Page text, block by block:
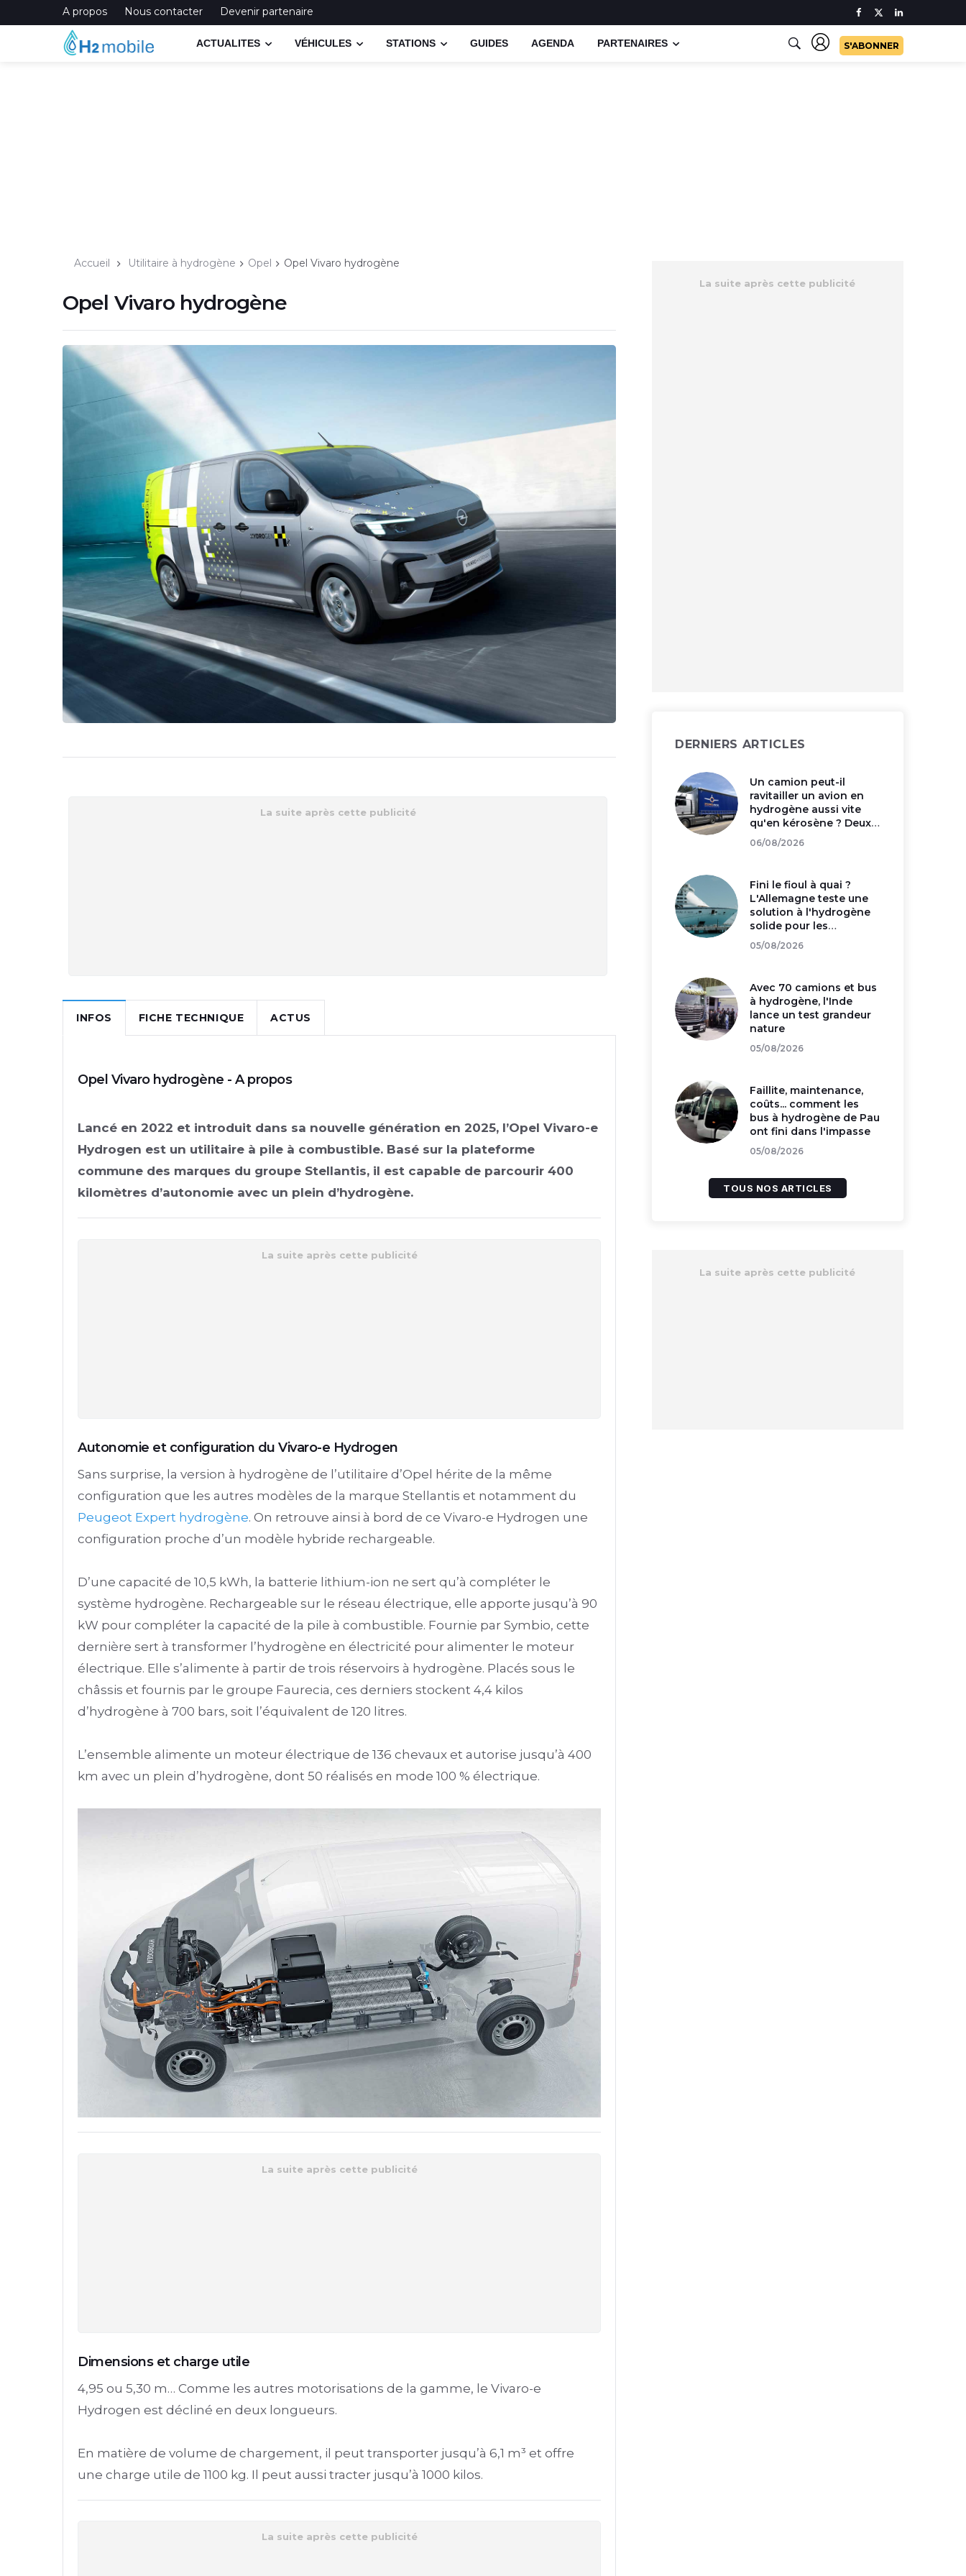
A propos Nous contacter Devenir partenaire
ACTUALITES VÉHICULES STATIONS GUIDES AGENDA PARTENAIRES S'ABONNER
Accueil Utilitaire à hydrogène Opel Opel Vivaro hydrogène
Opel Vivaro hydrogène
INFOS FICHE TECHNIQUE ACTUS
Opel Vivaro hydrogène - A propos
Lancé en 2022 et introduit dans sa nouvelle génération en 2025, l’Opel Vivaro-e
Hydrogen est un utilitaire à pile à combustible. Basé sur la plateforme
commune des marques du groupe Stellantis, il est capable de parcourir 400
kilomètres d’autonomie avec un plein d’hydrogène.
Autonomie et configuration du Vivaro-e Hydrogen
Sans surprise, la version à hydrogène de l’utilitaire d’Opel hérite de la même
configuration que les autres modèles de la marque Stellantis et notamment du
Peugeot Expert hydrogène. On retrouve ainsi à bord de ce Vivaro-e Hydrogen une
configuration proche d’un modèle hybride rechargeable.
D’une capacité de 10,5 kWh, la batterie lithium-ion ne sert qu’à compléter le
système hydrogène. Rechargeable sur le réseau électrique, elle apporte jusqu’à 90
kW pour compléter la capacité de la pile à combustible. Fournie par Symbio, cette
dernière sert à transformer l’hydrogène en électricité pour alimenter le moteur
électrique. Elle s’alimente à partir de trois réservoirs à hydrogène. Placés sous le
châssis et fournis par le groupe Faurecia, ces derniers stockent 4,4 kilos
d’hydrogène à 700 bars, soit l’équivalent de 120 litres.
L’ensemble alimente un moteur électrique de 136 chevaux et autorise jusqu’à 400
km avec un plein d’hydrogène, dont 50 réalisés en mode 100 % électrique.
Dimensions et charge utile
4,95 ou 5,30 m… Comme les autres motorisations de la gamme, le Vivaro-e
Hydrogen est décliné en deux longueurs.
En matière de volume de chargement, il peut transporter jusqu’à 6,1 m³ et offre
une charge utile de 1100 kg. Il peut aussi tracter jusqu’à 1000 kilos.
DERNIERS ARTICLES
Un camion peut-il
ravitailler un avion en
hydrogène aussi vite
qu'en kérosène ? Deux
aéroports britanniques
vont le vérifier
06/08/2026
Fini le fioul à quai ?
L'Allemagne teste une
solution à l'hydrogène
solide pour les
paquebots
05/08/2026
Avec 70 camions et bus
à hydrogène, l'Inde
lance un test grandeur
nature
05/08/2026
Faillite, maintenance,
coûts... comment les
bus à hydrogène de Pau
ont fini dans l'impasse
05/08/2026
TOUS NOS ARTICLES